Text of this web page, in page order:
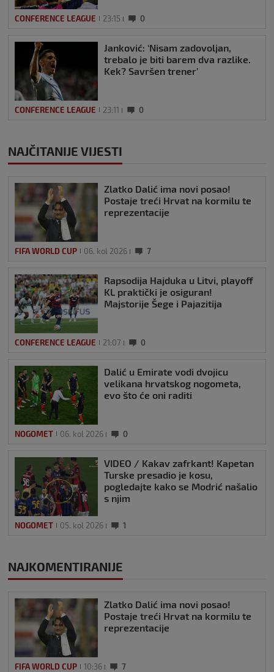
CONFERENCE LEAGUE 23:15 0
Janković: ‘Nisam zadovoljan,
trebalo je biti barem dva razlike.
Kek? Savršen trener’
CONFERENCE LEAGUE 23:11 0
NAJČITANIJE VIJESTI
Zlatko Dalić ima novi posao!
Postaje treći Hrvat na kormilu te
reprezentacije
FIFA WORLD CUP 06. kol 2026 7
Rapsodija Hajduka u Litvi, playoff
KL praktički je osiguran!
Majstorije Šege i Pajazitija
CONFERENCE LEAGUE 21:07 0
Dalić u Emirate vodi dvojicu
velikana hrvatskog nogometa,
evo što će oni raditi
NOGOMET 06. kol 2026 0
VIDEO / Kakav zafrkant! Kapetan
Turske presadio je kosu,
pogledajte kako se Modrić našalio
s njim
NOGOMET 05. kol 2026 1
NAJKOMENTIRANIJE
Zlatko Dalić ima novi posao!
Postaje treći Hrvat na kormilu te
reprezentacije
FIFA WORLD CUP 10:36 7